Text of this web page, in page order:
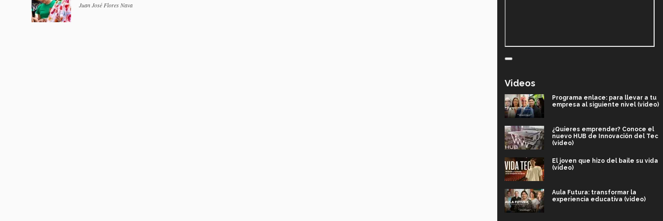
Juan José Flores Nava
Videos
Programa enlace: para llevar a tu
empresa al siguiente nivel (video)
¿Quieres emprender? Conoce el
nuevo HUB de Innovación del Tec
(video)
El joven que hizo del baile su vida
(video)
Aula Futura: transformar la
experiencia educativa (video)